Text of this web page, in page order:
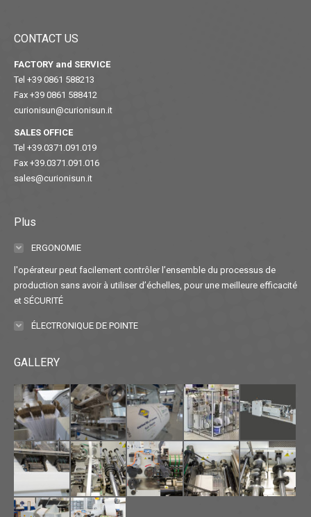
CONTACT US
FACTORY and SERVICE
Tel +39 0861 588213
Fax +39 0861 588412
curionisun@curionisun.it
SALES OFFICE
Tel +39.0371.091.019
Fax +39.0371.091.016
sales@curionisun.it
Plus
ERGONOMIE
l'opérateur peut facilement contrôler l’ensemble du processus de
production sans avoir à utiliser d’échelles, pour une meilleure efficacité
et SÉCURITÉ
ÉLECTRONIQUE DE POINTE
GALLERY